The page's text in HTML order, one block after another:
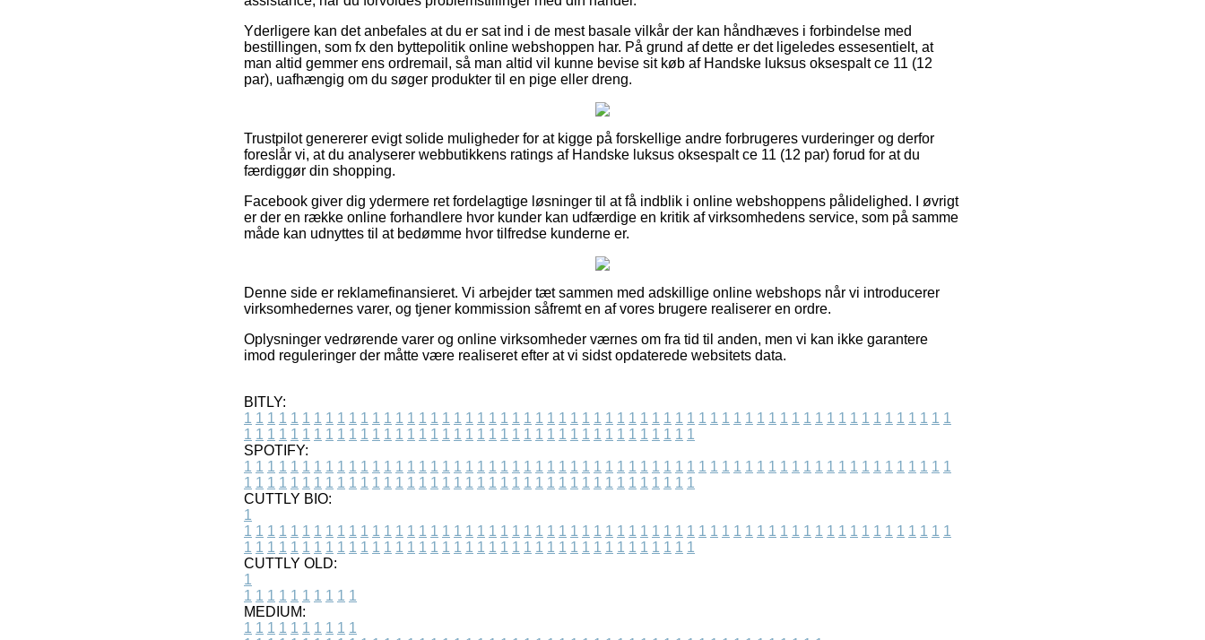
Yderligere kan det anbefales at du er sat ind i de mest basale vilkår der kan håndhæves i forbindelse med
bestillingen, som fx den byttepolitik online webshoppen har. På grund af dette er det ligeledes essesentielt, at
man altid gemmer ens ordremail, så man altid vil kunne bevise sit køb af Handske luksus oksespalt ce 11 (12
par), uafhængig om du søger produkter til en pige eller dreng.
Trustpilot genererer evigt solide muligheder for at kigge på forskellige andre forbrugeres vurderinger og derfor
foreslår vi, at du analyserer webbutikkens ratings af Handske luksus oksespalt ce 11 (12 par) forud for at du
færdiggør din shopping.
Facebook giver dig ydermere ret fordelagtige løsninger til at få indblik i online webshoppens pålidelighed. I øvrigt
er der en række online forhandlere hvor kunder kan udfærdige en kritik af virksomhedens service, som på samme
måde kan udnyttes til at bedømme hvor tilfredse kunderne er.
Denne side er reklamefinansieret. Vi arbejder tæt sammen med adskillige online webshops når vi introducerer
virksomhedernes varer, og tjener kommission såfremt en af vores brugere realiserer en ordre.
Oplysninger vedrørende varer og online virksomheder værnes om fra tid til anden, men vi kan ikke garantere
imod reguleringer der måtte være realiseret efter at vi sidst opdaterede websitets data.
BITLY:
1 1 1 1 1 1 1 1 1 1 1 1 1 1 1 1 1 1 1 1 1 1 1 1 1 1 1 1 1 1 1 1 1 1 1 1 1 1 1 1 1 1 1 1 1 1 1 1 1 1 1 1 1 1 1 1 1 1 1 1 1
1 1 1 1 1 1 1 1 1 1 1 1 1 1 1 1 1 1 1 1 1 1 1 1 1 1 1 1 1 1 1 1 1 1 1 1 1 1 1
SPOTIFY:
1 1 1 1 1 1 1 1 1 1 1 1 1 1 1 1 1 1 1 1 1 1 1 1 1 1 1 1 1 1 1 1 1 1 1 1 1 1 1 1 1 1 1 1 1 1 1 1 1 1 1 1 1 1 1 1 1 1 1 1 1
1 1 1 1 1 1 1 1 1 1 1 1 1 1 1 1 1 1 1 1 1 1 1 1 1 1 1 1 1 1 1 1 1 1 1 1 1 1 1
CUTTLY BIO:
1
1 1 1 1 1 1 1 1 1 1 1 1 1 1 1 1 1 1 1 1 1 1 1 1 1 1 1 1 1 1 1 1 1 1 1 1 1 1 1 1 1 1 1 1 1 1 1 1 1 1 1 1 1 1 1 1 1 1 1 1 1
1 1 1 1 1 1 1 1 1 1 1 1 1 1 1 1 1 1 1 1 1 1 1 1 1 1 1 1 1 1 1 1 1 1 1 1 1 1 1
CUTTLY OLD:
1
1 1 1 1 1 1 1 1 1 1
MEDIUM:
1 1 1 1 1 1 1 1 1 1